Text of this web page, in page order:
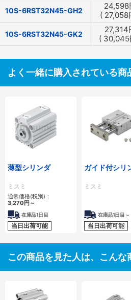
10S-6RST32N45-GH2 24,598
( 27,058
10S-6RST32N45-GK2 27,314
( 30,045
よく一緒に購入されている商
薄型シリンダ
ミスミ
通常価格(税別)：
3,270 円 ～
在庫品1日目
当日出荷可能
ガイド付シリ
ミスミ
在庫品1日目～
当日出荷可能
この商品を見た人は、こんな